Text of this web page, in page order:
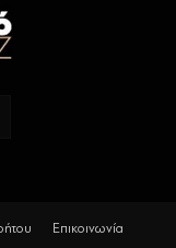
Επικοινωνία